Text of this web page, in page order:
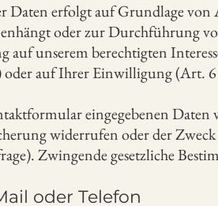
Daten erfolgt auf Grundlage
oder zur Durchführung
auf unserem berechtigten
auf Ihrer Einwilligung (Art.
eingegebenen Daten
widerrufen oder der
Zwingende gesetzliche
oder Telefon